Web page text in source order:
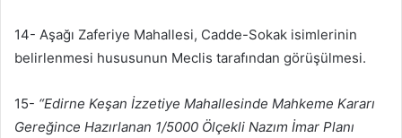
14- Aşağı Zaferiye Mahallesi, Cadde-Sokak isimlerinin
belirlenmesi hususunun Meclis tarafından görüşülmesi.
15- “Edirne Keşan İzzetiye Mahallesinde Mahkeme Kararı
Gereğince Hazırlanan 1/5000 Ölçekli Nazım İmar Planı